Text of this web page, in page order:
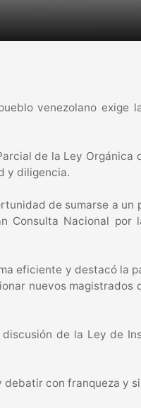
venezolano exige
de la Ley Orgánica
y diligencia.
de sumarse a un
Consulta Nacional por
eficiente y destacó la
nuevos magistrados
de la Ley de
debatir con franqueza y